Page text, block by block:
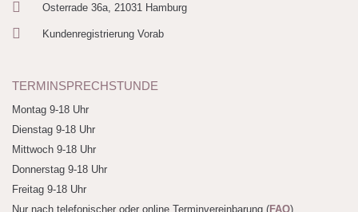
Osterrade 36a, 21031 Hamburg
Kundenregistrierung Vorab
TERMINSPRECHSTUNDE
Montag 9-18 Uhr
Dienstag 9-18 Uhr
Mittwoch 9-18 Uhr
Donnerstag 9-18 Uhr
Freitag 9-18 Uhr
Nur nach telefonischer oder online Terminvereinbarung (FAQ)